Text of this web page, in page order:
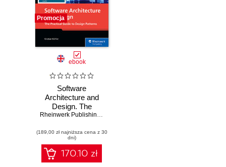
Promocja
ebook
Software
Architecture and
Design. The
Practical Guide toRheinwerk Publishing,
(189,00 zł najniższa cena z 30
dni)
170.10 zł